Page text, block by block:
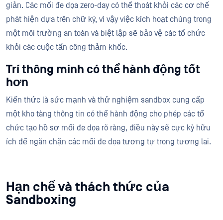
giản. Các mối đe dọa zero-day có thể thoát khỏi các cơ chế
phát hiện dựa trên chữ ký, vì vậy việc kích hoạt chúng trong
một môi trường an toàn và biệt lập sẽ bảo vệ các tổ chức
khỏi các cuộc tấn công thảm khốc.
Trí thông minh có thể hành động tốt
hơn
Kiến thức là sức mạnh và thử nghiệm sandbox cung cấp
một kho tàng thông tin có thể hành động cho phép các tổ
chức tạo hồ sơ mối đe dọa rõ ràng, điều này sẽ cực kỳ hữu
ích để ngăn chặn các mối đe dọa tương tự trong tương lai.
Hạn chế và thách thức của
Sandboxing